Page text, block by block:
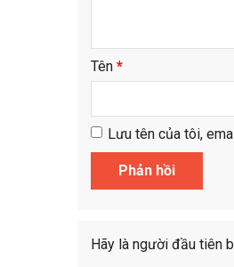
Tên *
Lưu tên của tôi,
Hãy là người đầu tiên